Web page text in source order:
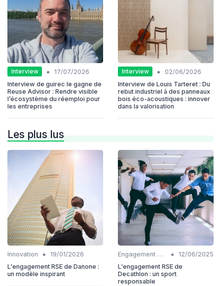
Interview •
17/07/2026
Interview de guirec le gagne de
Reuse Advisor : Rendre visible
l’écosystème du réemploi pour
les entreprises
Interview •
02/06/2026
Interview de Louis Tarteret : Du
rebut industriel à des panneaux
bois éco-acoustiques : innover
dans la valorisation
Les plus lus
Innovation •
19/01/2026
L'engagement RSE de Danone :
un modèle inspirant
Engagement communautaire •
12/06/2025
L'engagement RSE de
Decathlon : un sport
responsable